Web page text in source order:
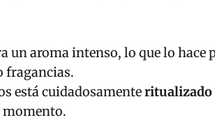
un aroma intenso, lo que lo hace
fragancias.
está cuidadosamenteritualizado
momento.